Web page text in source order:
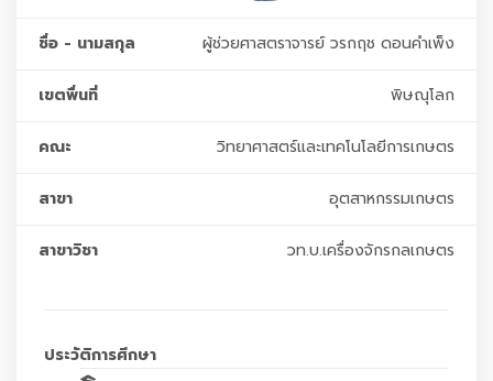
ชื่อ - นามสกุล ผู้ช่วยศาสตราจารย์ วรกฤช ดอนคำเพ็ง
เขตพื่นที่ พิษณุโลก
คณะ วิทยาศาสตร์และเทคโนโลยีการเกษตร
สาขา อุตสาหกรรมเกษตร
สาขาวิชา วท.บ.เครื่องจักรกลเกษตร
ประวัติการศึกษา